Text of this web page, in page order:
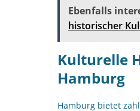
Ebenfalls
historischer
Kulturelle
Hamburg
Hamburg bietet